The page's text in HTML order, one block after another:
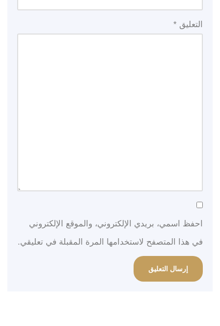
التعليق *
احفظ اسمي، بريدي الإلكتروني، والموقع الإلكتروني
في هذا المتصفح لاستخدامها المرة المقبلة في تعليقي.